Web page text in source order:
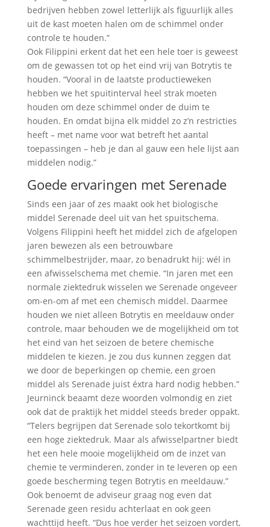
bedrijven hebben zowel letterlijk als figuurlijk alles
uit de kast moeten halen om de schimmel onder
controle te houden.”
Ook Filippini erkent dat het een hele toer is geweest
om de gewassen tot op het eind vrij van Botrytis te
houden. “Vooral in de laatste productieweken
hebben we het spuitinterval heel strak moeten
houden om deze schimmel onder de duim te
houden. En omdat bijna elk middel zo z’n restricties
heeft – met name voor wat betreft het aantal
toepassingen – heb je dan al gauw een hele lijst aan
middelen nodig.”
Goede ervaringen met Serenade
Sinds een jaar of zes maakt ook het biologische
middel Serenade deel uit van het spuitschema.
Volgens Filippini heeft het middel zich de afgelopen
jaren bewezen als een betrouwbare
schimmelbestrijder, maar, zo benadrukt hij: wél in
een afwisselschema met chemie. “In jaren met een
normale ziektedruk wisselen we Serenade ongeveer
om-en-om af met een chemisch middel. Daarmee
houden we niet alleen Botrytis en meeldauw onder
controle, maar behouden we de mogelijkheid om tot
het eind van het seizoen de betere chemische
middelen te kiezen. Je zou dus kunnen zeggen dat
we door de beperkingen op chemie, een groen
middel als Serenade juist éxtra hard nodig hebben.”
Jeurninck beaamt deze woorden volmondig en ziet
ook dat de praktijk het middel steeds breder oppakt.
“Telers begrijpen dat Serenade solo tekortkomt bij
een hoge ziektedruk. Maar als afwisselpartner biedt
het een hele mooie mogelijkheid om de inzet van
chemie te verminderen, zonder in te leveren op een
goede bescherming tegen Botrytis en meeldauw.”
Ook benoemt de adviseur graag nog even dat
Serenade geen residu achterlaat en ook geen
wachttijd heeft. “Dus hoe verder het seizoen vordert,